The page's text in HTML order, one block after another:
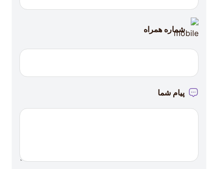
شماره همراه
پیام شما